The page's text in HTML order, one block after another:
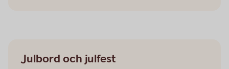
Julbord och julfest